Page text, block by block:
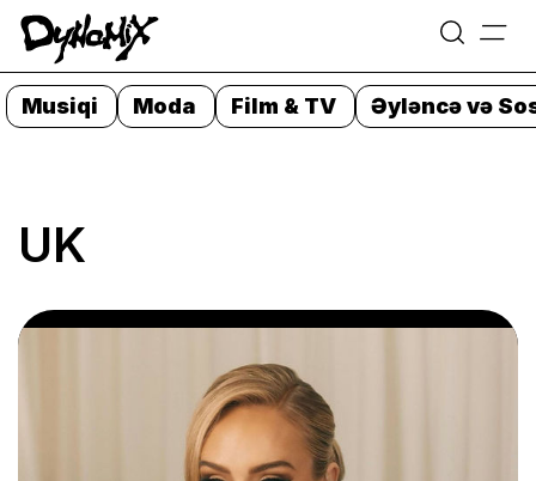
Skip
to
content
=
Musiqi Moda Film & TV Əyləncə və
UK